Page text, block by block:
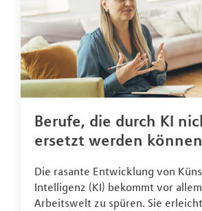
Berufe, die durch KI
ersetzt werden können
Die rasante Entwicklung von
Intelligenz (KI) bekommt vor
Arbeitswelt zu spüren. Sie